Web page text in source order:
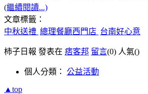
(繼續閱讀...)
文章標籤：
中秋送禮 總理餐廳西門店 台南好心意
柿子日報 發表在 痞客邦 留言(0) 人氣()
個人分類： 公益活動
▲top